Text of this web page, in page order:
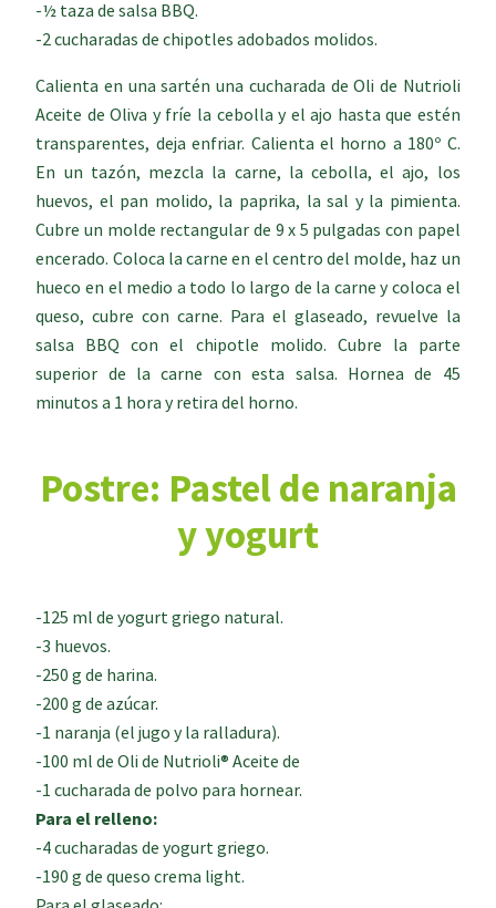
-½ taza de salsa BBQ.
-2 cucharadas de chipotles adobados molidos.
Calienta en una sartén una cucharada de Oli de Nutrioli
Aceite de Oliva y fríe la cebolla y el ajo hasta que estén
transparentes, deja enfriar. Calienta el horno a 180º C.
En un tazón, mezcla la carne, la cebolla, el ajo, los
huevos, el pan molido, la paprika, la sal y la pimienta.
Cubre un molde rectangular de 9 x 5 pulgadas con papel
encerado. Coloca la carne en el centro del molde, haz un
hueco en el medio a todo lo largo de la carne y coloca el
queso, cubre con carne. Para el glaseado, revuelve la
salsa BBQ con el chipotle molido. Cubre la parte
superior de la carne con esta salsa. Hornea de 45
minutos a 1 hora y retira del horno.
Postre: Pastel de naranja
y yogurt
-125 ml de yogurt griego natural.
-3 huevos.
-250 g de harina.
-200 g de azúcar.
-1 naranja (el jugo y la ralladura).
-100 ml de Oli de Nutrioli® Aceite de
-1 cucharada de polvo para hornear.
Para el relleno:
-4 cucharadas de yogurt griego.
-190 g de queso crema light.